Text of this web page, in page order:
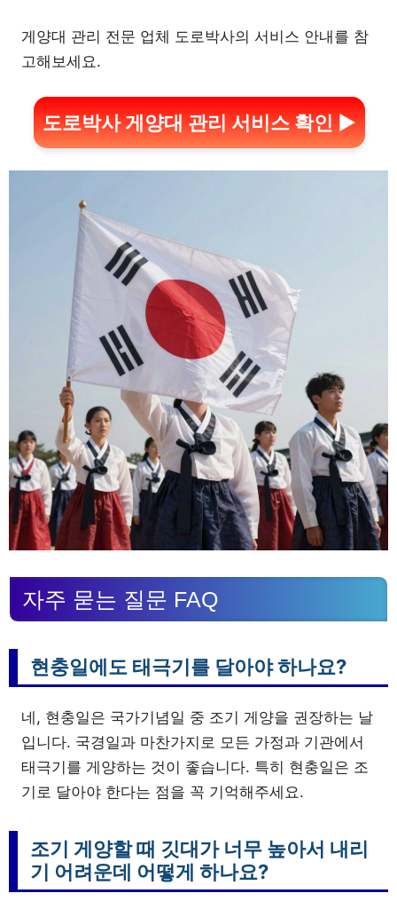
게양대 관리 전문 업체 도로박사의 서비스 안내를 참
고해보세요.
도로박사 게양대 관리 서비스 확인 ▶
자주 묻는 질문 FAQ
현충일에도 태극기를 달아야 하나요?
네, 현충일은 국가기념일 중 조기 게양을 권장하는 날
입니다. 국경일과 마찬가지로 모든 가정과 기관에서
태극기를 게양하는 것이 좋습니다. 특히 현충일은 조
기로 달아야 한다는 점을 꼭 기억해주세요.
조기 게양할 때 깃대가 너무 높아서 내리
기 어려운데 어떻게 하나요?